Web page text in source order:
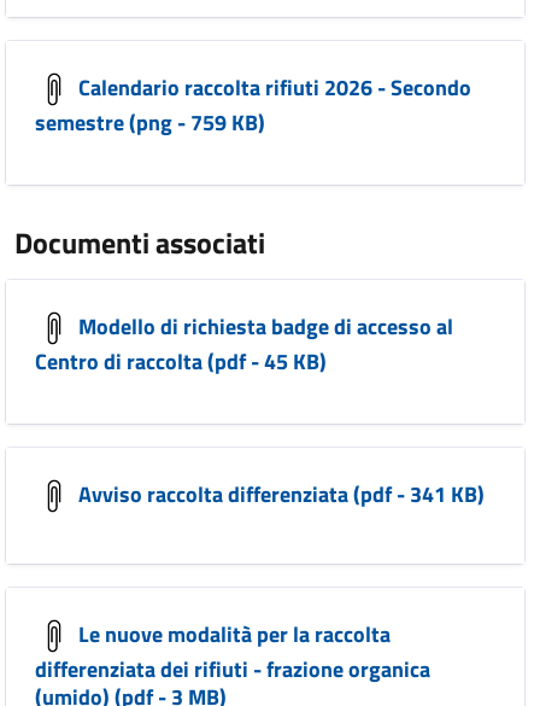
Calendario raccolta rifiuti 2026 - Secondo
semestre (png - 759 KB)
Documenti associati
Modello di richiesta badge di accesso al
Centro di raccolta (pdf - 45 KB)
Avviso raccolta differenziata (pdf - 341 KB)
Le nuove modalità per la raccolta
differenziata dei rifiuti - frazione organica
(umido) (pdf - 3 MB)